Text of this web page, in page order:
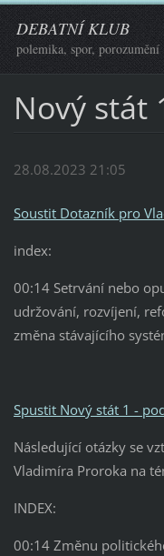
DEBATNÍ KLUB
polemika, spor, porozumění
Nový stát
28.08.2023 21:05
Soustit Dotazník pro
index:
00:14 Setrvání nebo
udržování, rozvíjení,
změna stávajícího
Spustit Nový stát 1 -
Následující otázky se
Vladimíra Proroka na
INDEX:
00:14 Změnu